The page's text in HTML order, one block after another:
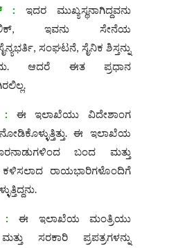
: ಇದರ ಮುಖ್ಯಸ್ಥನಾಗಿದ್ದವನು
ಇವನು ಸೇನೆಯ
ಸಂಘಟನೆ, ಸೈನಿಕ ಶಿಸ್ತನ್ನು
ಆದರೆ ಈತ ಪ್ರಧಾನ
: ಈ ಇಲಾಖೆಯು ವಿದೇಶಾಂಗ
ನೋಡಿಕೊಳ್ಳುತ್ತಿತ್ತು. ಈ ಇಲಾಖೆಯ
ಬಂದ ಮತ್ತು
ಕಳಿಸಲಾದ ರಾಯಭಾರಿಗಳೊಂದಿಗೆ
: ಈ ಇಲಾಖೆಯ ಮಂತ್ರಿಯು
ಮತ್ತು ಸರಕಾರಿ ಪ್ರಪತ್ರಗಳನ್ನು